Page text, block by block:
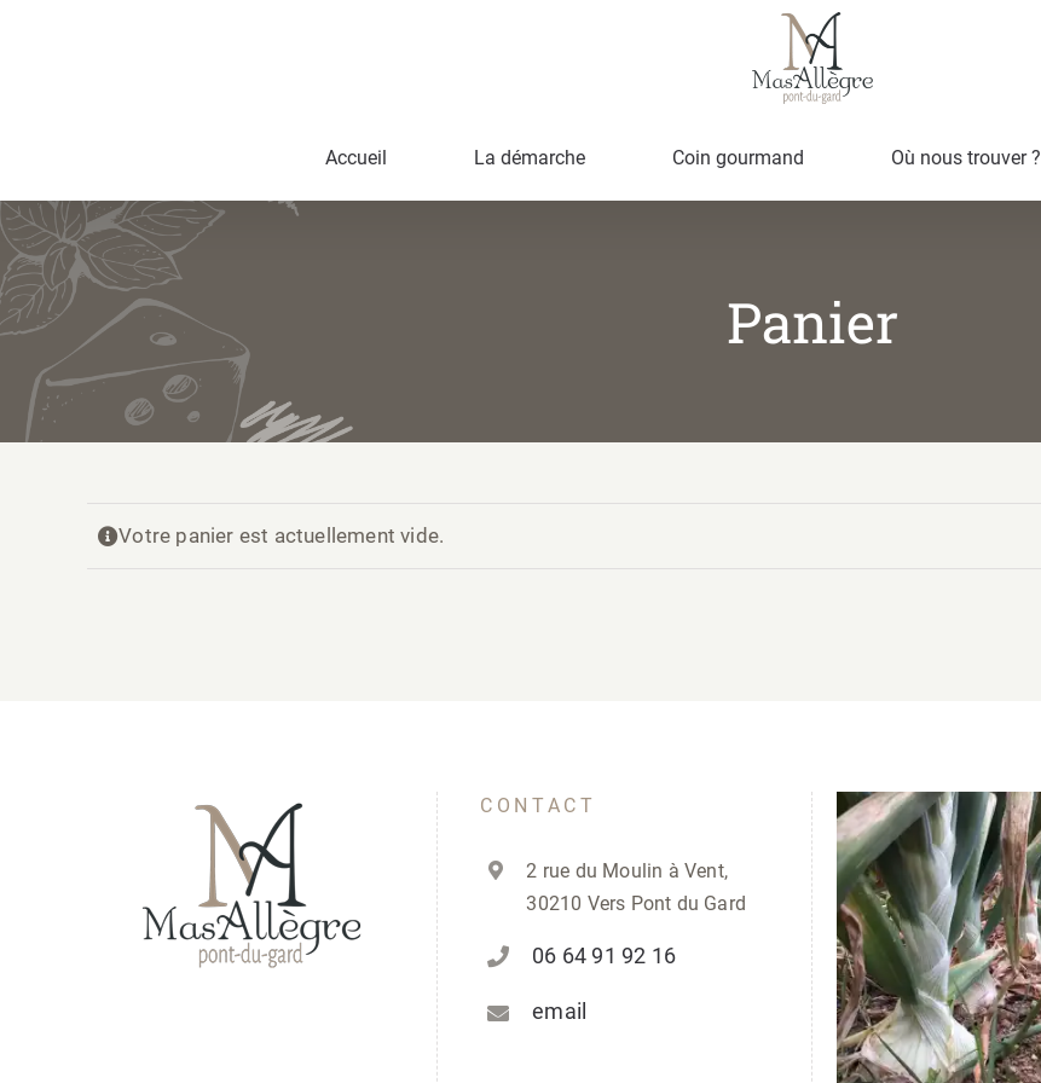
Accueil La démarche Coin gourmand Où nous trouver ?
Panier
Votre panier est actuellement vide.
CONTACT
2 rue du Moulin à Vent,
30210 Vers Pont du Gard
06 64 91 92 16
email